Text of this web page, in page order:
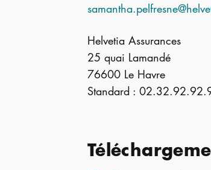
Helvetia Assurances
25 quai Lamandé
76600 Le Havre
Standard :